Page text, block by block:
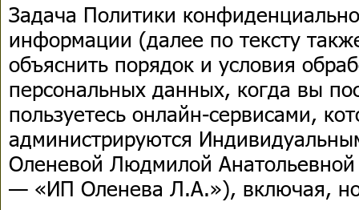
Задача Политики
информации (далее по тексту
объяснить порядок и условия
персональных данных, когда вы
пользуетесь онлайн-сервисами,
администрируются
Оленевой Людмилой Анатольевной
— «ИП Оленева Л.А.»), включая, но